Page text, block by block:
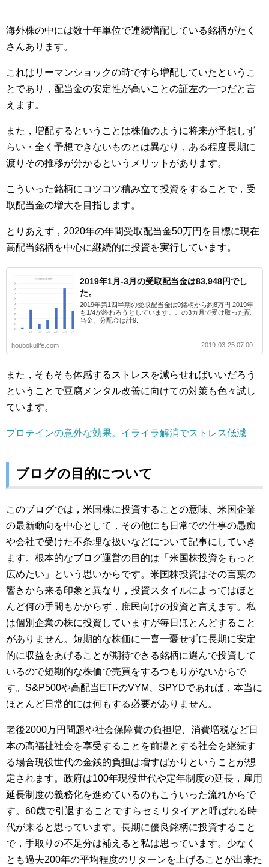
海外株の中には数十年単位で連続増配している銘柄がたく
さんあります。
これはリーマンショックの時ですら増配していたというこ
とであり，配当金の安定性が高いことの証左の一つだと言
えます。
また，増配するということは株価のように将来が予想しず
らい・全く予想できないものとは異なり，ある程度長期に
渡りその推移が分かるというメリットがあります。
こういった銘柄にコツコツ積み立て投資をすることで，受
取配当金の増大を目指します。
とりあえず，2020年の年間受取配当金50万円を目標に現在
高配当銘柄を中心に継続的に投資を実行しています。
2019年1月-3月の受取配当金は83,948円でし
た。
2019年第1四半期の受取配当金は9銘柄から約8万円 2019年
も1/4が終わろうとしています。この3カ月で受け取った配
当金、分配金は計9...
houbokulife.com 2019-03-25 07:00
また，そもそも体感するストレスを減らせればいいだろう
ということで豆腐メンタル改善に向けての対策も色々試し
ています。
プロテインの意外な効果。イライラ解消でストレス低減
ブログの目的について
このブログでは，米国株に投資することの意味、米国企業
の最新動向を中心として，その他にも日常での仕事の愚痴
や会社で受けた不条理な扱いなどについて記事にしていき
ます。根本的なブログ運営の目的は「米国株投資をもっと
広めたい」という思いからです。米国株投資はその言葉の
響きから来る印象と異なり，投資スタイルによってはほと
んど何の手間もかからず，庶民向けの投資と言えます。私
は個別企業の株に投資していますが毎日ほとんどすること
がありません。短期的な株価に一喜一憂せずに長期に安定
的に収益をあげることが期待できる銘柄に選んで投資して
いるので短期的な株価で売買をするつもりがないからで
す。S&P500や高配当ETFのVYM、SPYDであれば，本当に
ほとんど日常的には何もする必要がありません。
老後2000万円問題や社会保障費の負担増、消費増税など日
本の高福祉社会を享受することを前提とする社会を継続す
る場合現役世代の金銭的負担は増すばかりということが想
定されます。政府は100年現役世代や定年制度の延長，雇用
延長制度の義務化を進めているのもこういった流れからで
す。60歳で引退することですらセミリタイアと呼ばれる時
代が来ると思っています。長期に優良銘柄に投資すること
で，手取りの不足分は補えると私は思っています。少なく
とも過去200年の平均程度のリターンを上げることが出来た